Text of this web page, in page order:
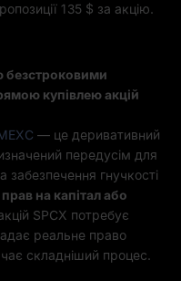
135 $ за акцію.
безстроковими
купівлею акцій
— це деривативний
передусім для
забезпечення гнучкості
на капітал або
SPCX потребує
реальне право
складніший процес.